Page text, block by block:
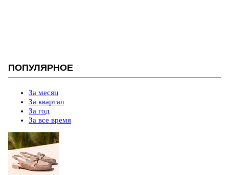
ПОПУЛЯРНОЕ
За месяц
За квартал
За год
За все время